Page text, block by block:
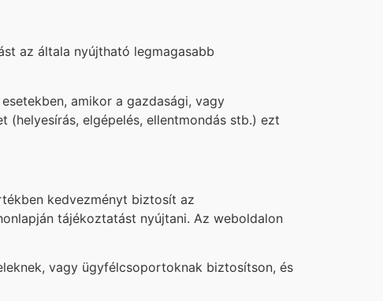
az általa nyújtható legmagasabb
amikor a gazdasági, vagy
elgépelés, ellentmondás stb.) ezt
kedvezményt biztosít az
tájékoztatást nyújtani. Az weboldalon
vagy ügyfélcsoportoknak biztosítson, és